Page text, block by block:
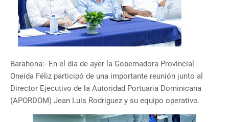
Barahona:- En el día de ayer la Gobernadora Provincial
Oneida Féliz participó de una importante reunión junto al
Director Ejecutivo de la Autoridad Portuaria Dominicana
(APORDOM) Jean Luis Rodriguez y su equipo operativo.